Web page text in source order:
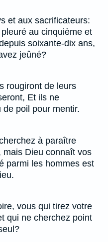
et aux sacrificateurs:
au cinquième et
soixante-dix ans,
jeûné?
rougiront de leurs
Et ils ne
poil pour mentir.
à paraître
mais Dieu connaît vos
parmi les hommes est
vous qui tirez votre
qui ne cherchez point